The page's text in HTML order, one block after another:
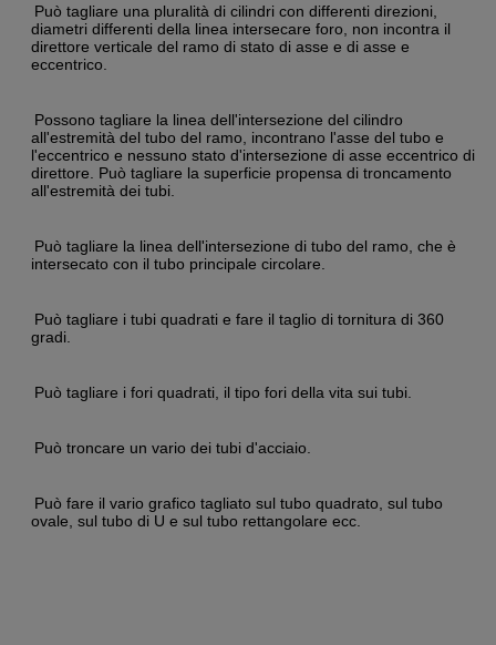
Può tagliare una pluralità di cilindri con differenti direzioni,
diametri differenti della linea intersecare foro, non incontra il
direttore verticale del ramo di stato di asse e di asse e
eccentrico.
Possono tagliare la linea dell'intersezione del cilindro
all'estremità del tubo del ramo, incontrano l'asse del tubo e
l'eccentrico e nessuno stato d'intersezione di asse eccentrico di
direttore. Può tagliare la superficie propensa di troncamento
all'estremità dei tubi.
Può tagliare la linea dell'intersezione di tubo del ramo, che è
intersecato con il tubo principale circolare.
Può tagliare i tubi quadrati e fare il taglio di tornitura di 360
gradi.
Può tagliare i fori quadrati, il tipo fori della vita sui tubi.
Può troncare un vario dei tubi d'acciaio.
Può fare il vario grafico tagliato sul tubo quadrato, sul tubo
ovale, sul tubo di U e sul tubo rettangolare ecc.